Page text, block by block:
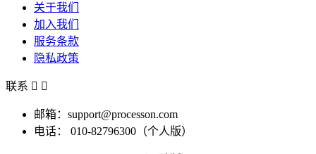
关于我们
加入我们
服务条款
隐私政策
联系  
邮箱：support@processon.com
电话：
010-82796300（个人版）